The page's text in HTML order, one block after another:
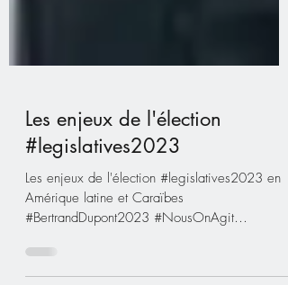
Les enjeux de l'élection
#legislatives2023
Les enjeux de l'élection #legislatives2023 en